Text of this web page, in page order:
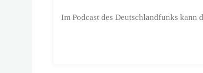
Im Podcast des Deutschlandfunks kann